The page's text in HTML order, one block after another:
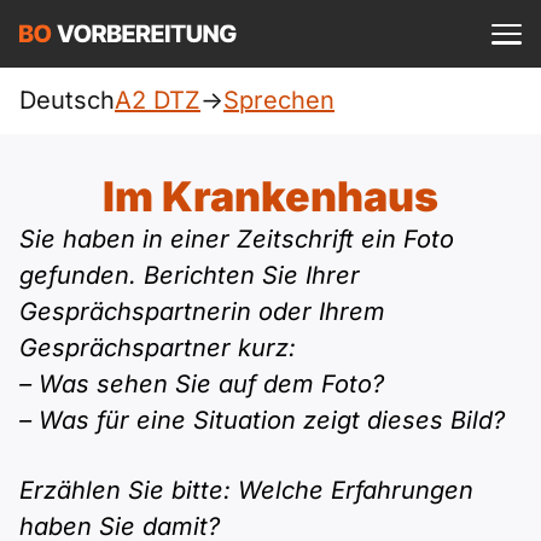
DTZ
Allgemein
Beruf
telc
Goethe
ÖSD
Deutsch
Englisch
Türkisch
Ukrainisch
Russisch
A1 Allgemein
A1 DTZ
A1 telc
A1 Goethe
A1 ÖIF
A2
A2 Allgemein
A2 DTZ
A2 Goethe
B1
B1 Allgemein
B1 Beruf
B2
B2 Beruf
Webinare
Einloggen ist kostenlos?
DeutschA2 DTZ->Sprechen
Im Krankenhaus
Sie haben in einer Zeitschrift ein Foto
gefunden. Berichten Sie Ihrer
Gesprächspartnerin oder Ihrem
Gesprächspartner kurz:
– Was sehen Sie auf dem Foto?
– Was für eine Situation zeigt dieses Bild?
Erzählen Sie bitte: Welche Erfahrungen
haben Sie damit?